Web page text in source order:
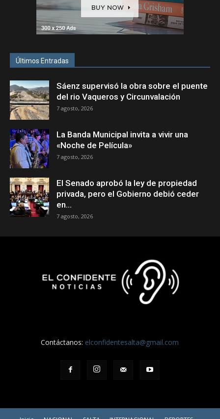
Últimos Entradas
Sáenz supervisó la obra sobre el puente
del rio Vaqueros y Circunvalación
7 agosto, 2026
La Banda Municipal invita a vivir una
«Noche de Película»
7 agosto, 2026
El Senado aprobó la ley de propiedad
privada, pero el Gobierno debió ceder
en...
7 agosto, 2026
Contáctanos: elconfidentesalta@gmail.com